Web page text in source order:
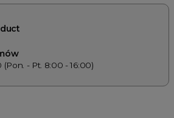
- Pt. 8:00 - 16:00)